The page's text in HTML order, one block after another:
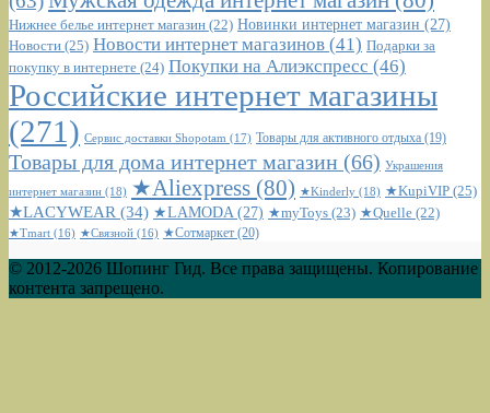
Нижнее белье интернет магазин (22) Новинки интернет магазин (27)
Новости (25) Новости интернет магазинов (41) Подарки за
покупку в интернете (24) Покупки на Алиэкспресс (46)
Российские интернет магазины
(271) Сервис доставки Shopotam (17) Товары для активного отдыха (19)
Товары для дома интернет магазин (66) Украшения
интернет магазин (18) ★Aliexpress (80) ★Kinderly (18) ★KupiVIP (25)
★LACYWEAR (34) ★LAMODA (27) ★myToys (23) ★Quelle (22)
★Tmart (16) ★Связной (16) ★Сотмаркет (20)
© 2012-2026 Шопинг Гид. Все права защищены. Копирование
контента запрещено.